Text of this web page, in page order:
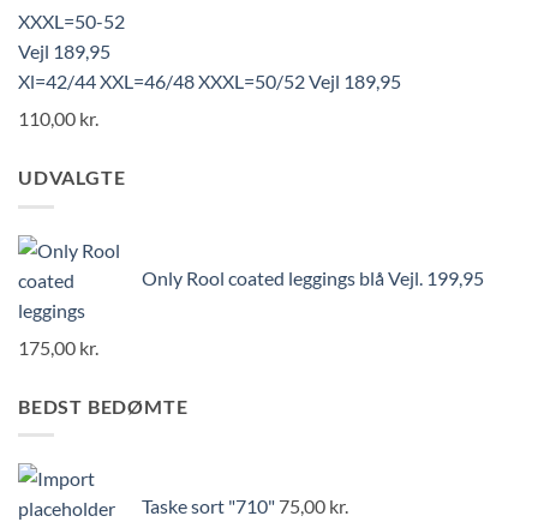
Xl=42/44 XXL=46/48 XXXL=50/52 Vejl 189,95
110,00 kr.
UDVALGTE
Only Rool coated leggings blå Vejl. 199,95
175,00 kr.
BEDST BEDØMTE
Taske sort "710" 75,00 kr.